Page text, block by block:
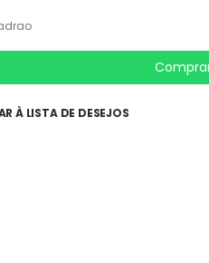
À LISTA DE DESEJOS